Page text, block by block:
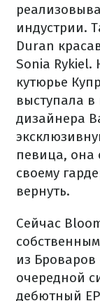
индустрии.
Duran
Sonia Rykiel.
кутюрье
выступала в
дизайнера
певица, она
своему
вернуть.
Сейчас
из
очередной
дебютный